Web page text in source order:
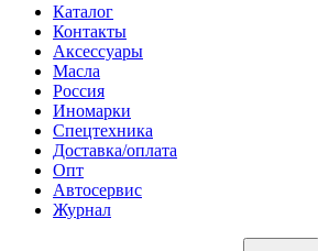
Каталог
Контакты
Аксессуары
Масла
Россия
Иномарки
Спецтехника
Доставка/оплата
Опт
Автосервис
Журнал